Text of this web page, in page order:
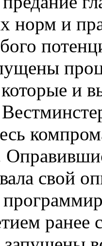
норм и
и
свой
ранее